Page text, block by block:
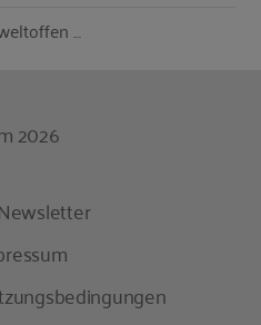
…
2026